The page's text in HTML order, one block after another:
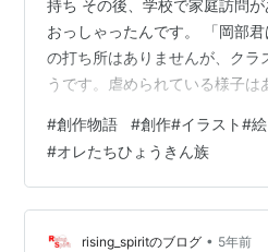
持ち その後、学校で家庭訪問
おっしゃったんです。 「岡部
の打ち所はありませんが、クラ
うです。虐められている様子は
の名前が出ることはなかったの
ると、あの子はこう答えました
ないよ。別に誰にも迷惑かけて
れよりお母さん、仕事が忙しそ
私に気を使わせないように振る
#創作物語 #創作#イラスト#絵
#オレたちひょうきん族
rising_spiritのブログ • 5年前